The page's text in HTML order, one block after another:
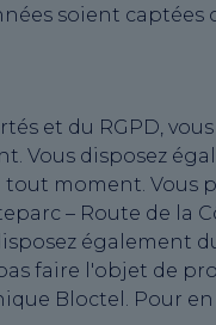
soient
et du RGPD,
Vous disposez
moment. Vous
– Route de la
également
faire l'objet de
Bloctel. Pour